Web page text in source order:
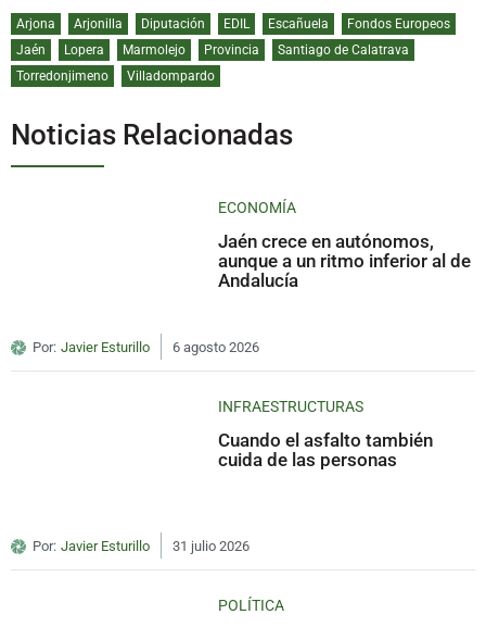
Arjona Arjonilla Diputación EDIL Escañuela
Fondos Europeos
Jaén
Lopera Marmolejo Provincia
Santiago de Calatrava
Torredonjimeno
Villadompardo
Noticias Relacionadas
ECONOMÍA
Jaén crece en autónomos,
aunque a un ritmo inferior al de
Andalucía
Por: Javier Esturillo 6 agosto 2026
INFRAESTRUCTURAS
Cuando el asfalto también
cuida de las personas
Por: Javier Esturillo 31 julio 2026
POLÍTICA